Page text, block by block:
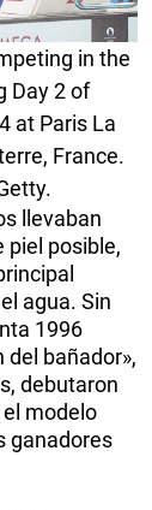
in the
Day 2 of
at Paris La
France.
llevaban
piel posible,
agua. Sin
1996
del bañador»,
debutaron
el modelo
ganadores